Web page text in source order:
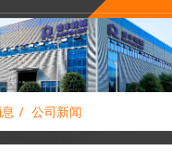
g
l
公司新闻